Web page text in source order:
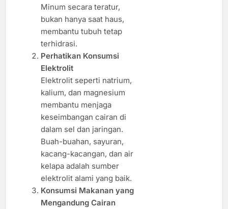
Minum secara teratur,
bukan hanya saat haus,
membantu tubuh tetap
terhidrasi.
Perhatikan Konsumsi
Elektrolit
Elektrolit seperti natrium,
kalium, dan magnesium
membantu menjaga
keseimbangan cairan di
dalam sel dan jaringan.
Buah-buahan, sayuran,
kacang-kacangan, dan air
kelapa adalah sumber
elektrolit alami yang baik.
Konsumsi Makanan yang
Mengandung Cairan